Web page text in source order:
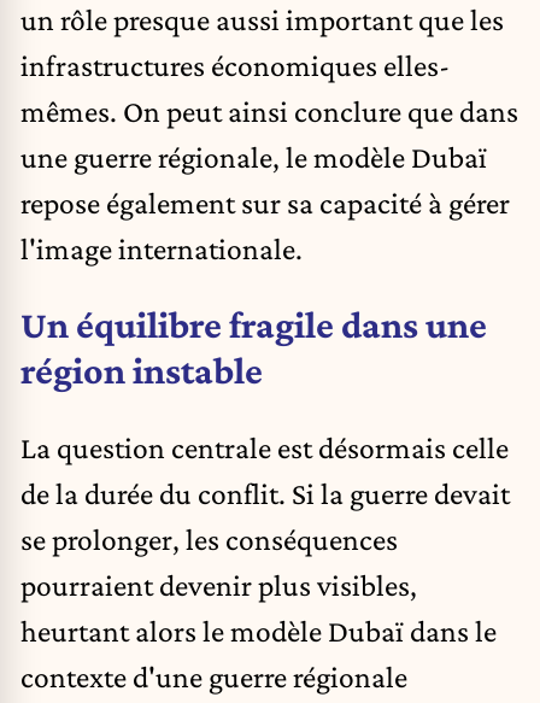
un rôle presque aussi important que les
infrastructures économiques elles-
mêmes. On peut ainsi conclure que dans
une guerre régionale, le modèle Dubaï
repose également sur sa capacité à gérer
l'image internationale.
Un équilibre fragile dans une
région instable
La question centrale est désormais celle
de la durée du conflit. Si la guerre devait
se prolonger, les conséquences
pourraient devenir plus visibles,
heurtant alors le modèle Dubaï dans le
contexte d'une guerre régionale